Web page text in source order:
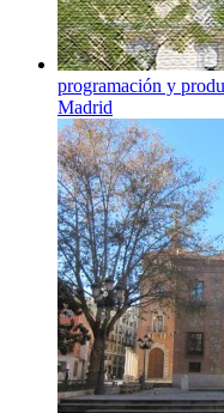
programación y
Madrid